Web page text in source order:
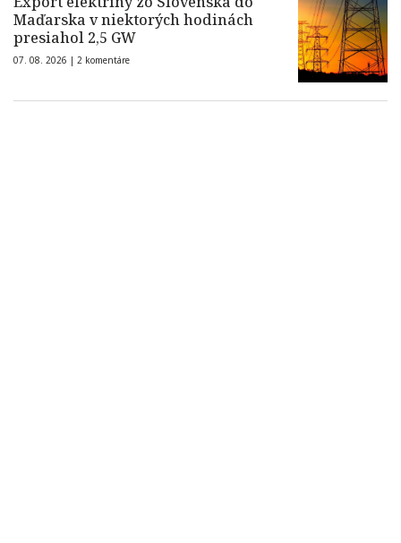
Maďarska v niektorých hodinách
presiahol 2,5 GW
07. 08. 2026 | 2 komentáre